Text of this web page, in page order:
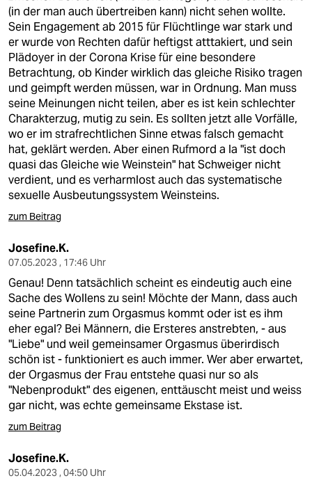
(in der man auch übertreiben kann) nicht sehen wollte.
Sein Engagement ab 2015 für Flüchtlinge war stark und
er wurde von Rechten dafür heftigst atttakiert, und sein
Plädoyer in der Corona Krise für eine besondere
Betrachtung, ob Kinder wirklich das gleiche Risiko tragen
und geimpft werden müssen, war in Ordnung. Man muss
seine Meinungen nicht teilen, aber es ist kein schlechter
Charakterzug, mutig zu sein. Es sollten jetzt alle Vorfälle,
wo er im strafrechtlichen Sinne etwas falsch gemacht
hat, geklärt werden. Aber einen Rufmord a la "ist doch
quasi das Gleiche wie Weinstein" hat Schweiger nicht
verdient, und es verharmlost auch das systematische
sexuelle Ausbeutungssystem Weinsteins.
zum Beitrag
Josefine.K.
07.05.2023 , 17:46 Uhr
Genau! Denn tatsächlich scheint es eindeutig auch eine
Sache des Wollens zu sein! Möchte der Mann, dass auch
seine Partnerin zum Orgasmus kommt oder ist es ihm
eher egal? Bei Männern, die Ersteres anstrebten, - aus
"Liebe" und weil gemeinsamer Orgasmus überirdisch
schön ist - funktioniert es auch immer. Wer aber erwartet,
der Orgasmus der Frau entstehe quasi nur so als
"Nebenprodukt" des eigenen, enttäuscht meist und weiss
gar nicht, was echte gemeinsame Ekstase ist.
zum Beitrag
Josefine.K.
05.04.2023 , 04:50 Uhr